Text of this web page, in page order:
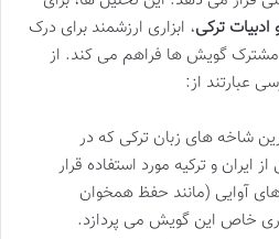
ترکی، ابزاری ارزشمند برای درک
گویش ها فراهم می کند. از
عبارتند از:
شاخه های زبان ترکی که در
و ترکیه مورد استفاده قرار
آوایی (مانند حفظ همخوان
خاص این گویش می پردازد.